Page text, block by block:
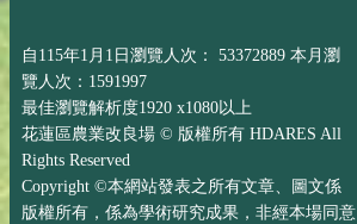
自115年1月1日瀏覽人次： 53372889 本月瀏
覽人次：1591997
最佳瀏覽解析度1920 x1080以上
花蓮區農業改良場 © 版權所有 HDARES All
Rights Reserved
Copyright ©本網站發表之所有文章、圖文係
版權所有，係為學術研究成果，非經本場同意